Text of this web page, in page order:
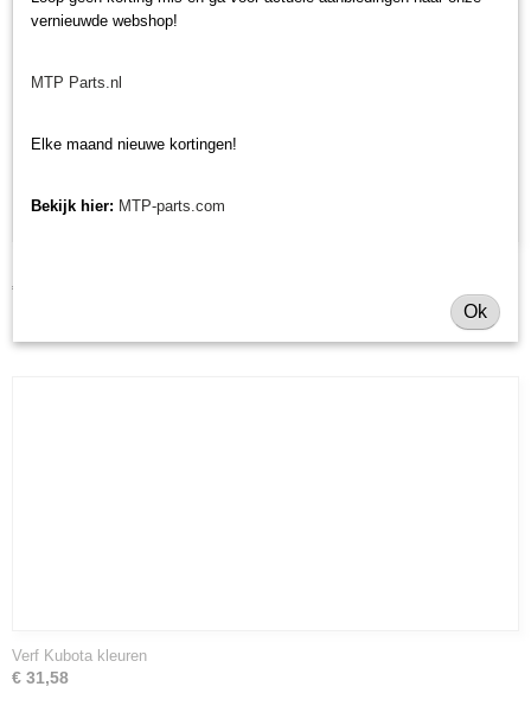
€ 3,87
Verf Kubota kleuren
€ 31,58
vernieuwde webshop!
MTP Parts.nl
Elke maand nieuwe kortingen!
Bekijk hier: MTP-parts.com
Ok